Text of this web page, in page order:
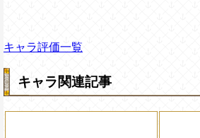
キャラ評価一覧
キャラ関連記事